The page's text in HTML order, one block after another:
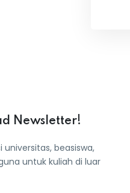
Newsletter!
beasiswa,
untuk kuliah di luar